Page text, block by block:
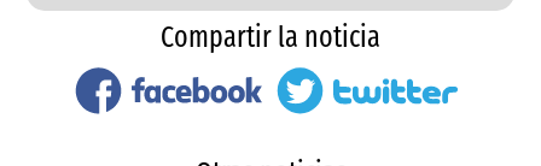
Compartir la noticia